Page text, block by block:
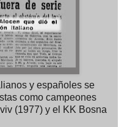
y españoles se
como campeones
(1977) y el KK Bosna